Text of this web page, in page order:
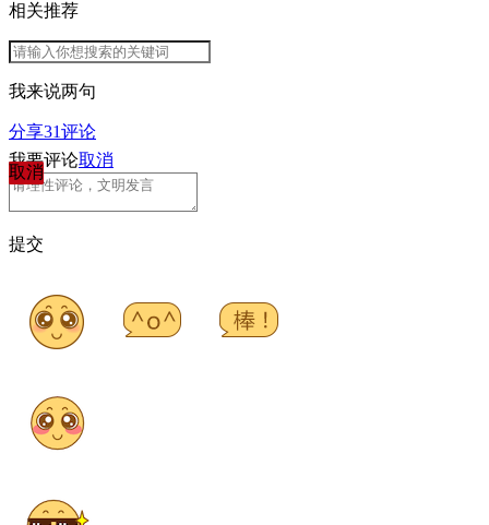
相关推荐
我来说两句
分享31评论
取消
我要评论取消
提交